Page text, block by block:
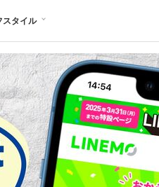
スタイル